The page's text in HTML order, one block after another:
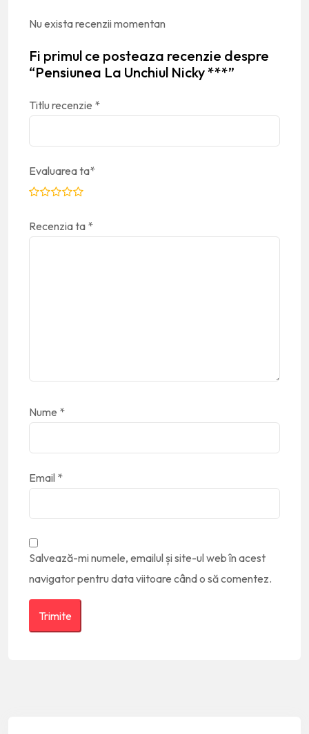
Nu exista recenzii momentan
Fi primul ce posteaza recenzie despre
“Pensiunea La Unchiul Nicky ***”
Titlu recenzie *
Evaluarea ta*
Recenzia ta *
Nume *
Email *
Salvează-mi numele, emailul și site-ul web în acest
navigator pentru data viitoare când o să comentez.